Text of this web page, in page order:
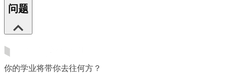
问题
你的学业将带你去往何方？